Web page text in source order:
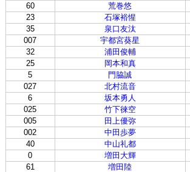
60
荒巻悠
23
石塚裕惺
35
泉口友汰
007
宇都宮葵星
32
浦田俊輔
25
岡本和真
5
門脇誠
027
北村流音
6
坂本勇人
025
竹下徠空
005
田上優弥
002
中田歩夢
40
中山礼都
0
増田大輝
61
増田陸